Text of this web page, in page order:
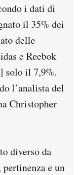
i dati di
il 35% dei
delle
e Reebok
solo il 7,9%.
l’analista del
Christopher
diverso da
e un